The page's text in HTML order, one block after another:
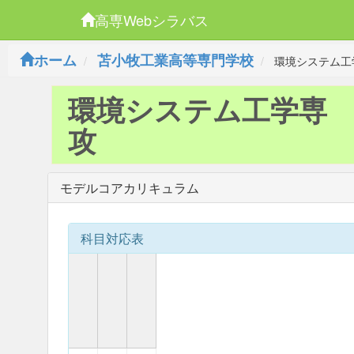
高専Webシラバス
ホーム
苫小牧工業高等専門学校 環境システム
環境システム工学専
攻
モデルコアカリキュラム
科目対応表